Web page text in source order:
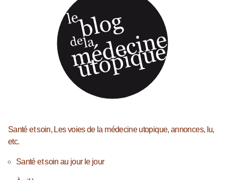
Santé et soin, Les voies de la médecine utopique, annonces, lu,
etc.
Santé et soin au jour le jour